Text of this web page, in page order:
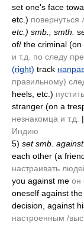
set one's face
etc.) повернуться
etc.) smb., smth.
of/ the criminal (on
и т.д. по следу
(right) track
правильному)
heels, etc.)
stranger (on a
незнакомца и т.д.
Индию
5) set smb. against
each other (a
настраивать
you against me он
oneself against
decision, against
настроенным /